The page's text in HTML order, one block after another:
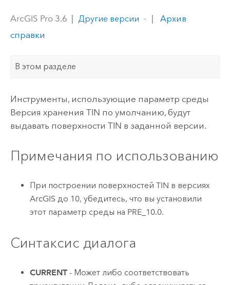
ArcGIS Pro 3.6 | Другие версии |
Архив
справки
В этом разделе
Инструменты, использующие параметр среды
Версия хранения TIN по умолчанию, будут
выдавать поверхности TIN в заданной версии.
Примечания по использованию
При построении поверхностей TIN в версиях
ArcGIS до 10, убедитесь, что вы установили
этот параметр среды на PRE_10.0.
Синтаксис диалога
CURRENT - Может либо соответствовать